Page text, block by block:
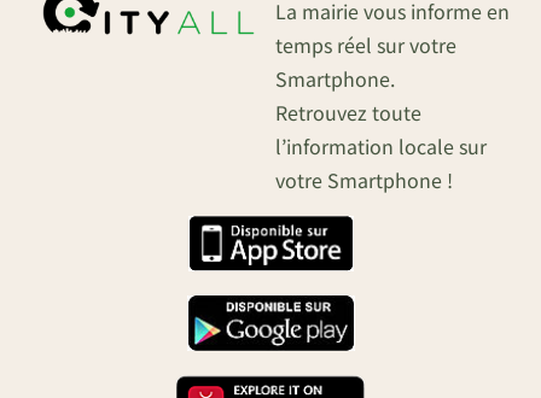
La mairie vous informe en
temps réel sur votre
Smartphone.
Retrouvez toute
l’information locale sur
votre Smartphone !